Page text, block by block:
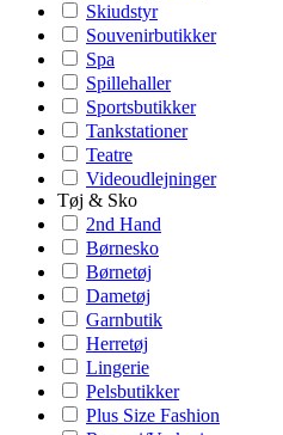
Skiudstyr
Souvenirbutikker
Spa
Spillehaller
Sportsbutikker
Tankstationer
Teatre
Videoudlejninger
Tøj & Sko
2nd Hand
Børnesko
Børnetøj
Dametøj
Garnbutik
Herretøj
Lingerie
Pelsbutikker
Plus Size Fashion